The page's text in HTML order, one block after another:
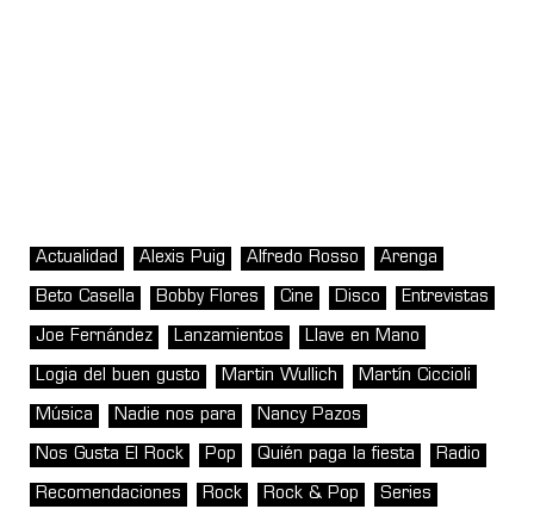
Actualidad Alexis Puig Alfredo Rosso Arenga
Beto Casella Bobby Flores Cine Disco Entrevistas
Joe Fernández Lanzamientos Llave en Mano
Logia del buen gusto Martin Wullich Martín Ciccioli
Música Nadie nos para Nancy Pazos
Nos Gusta El Rock Pop Quién paga la fiesta Radio
Recomendaciones Rock Rock & Pop Series